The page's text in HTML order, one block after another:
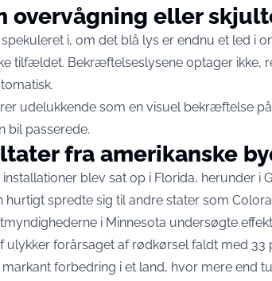
overvågning eller
spekuleret i, om det blå lys er endnu et led i
tilfældet. Bekræftelseslysene optager ikke,
udelukkende som en visuel bekræftelse
bil passerede.
fra amerikanske
installationer blev sat op i Florida, herunder i
hurtigt spredte sig til andre stater som
i Minnesota undersøgte
ulykker forårsaget af rødkørsel faldt med 33
markant forbedring i et land, hvor mere end